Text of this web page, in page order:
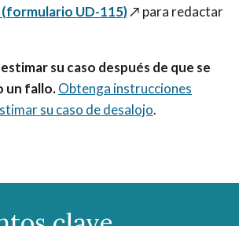
UD-115)↗️ para redactar
su caso después de que se
un fallo.Obtenga instrucciones
su caso de desalojo.